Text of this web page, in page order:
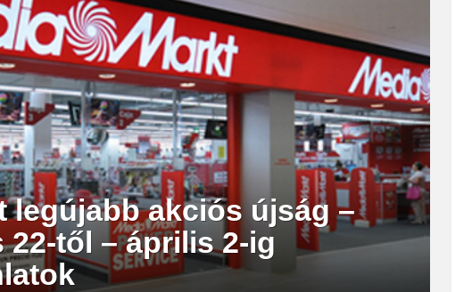
legújabb akciós újság –
22-től – április 2-ig